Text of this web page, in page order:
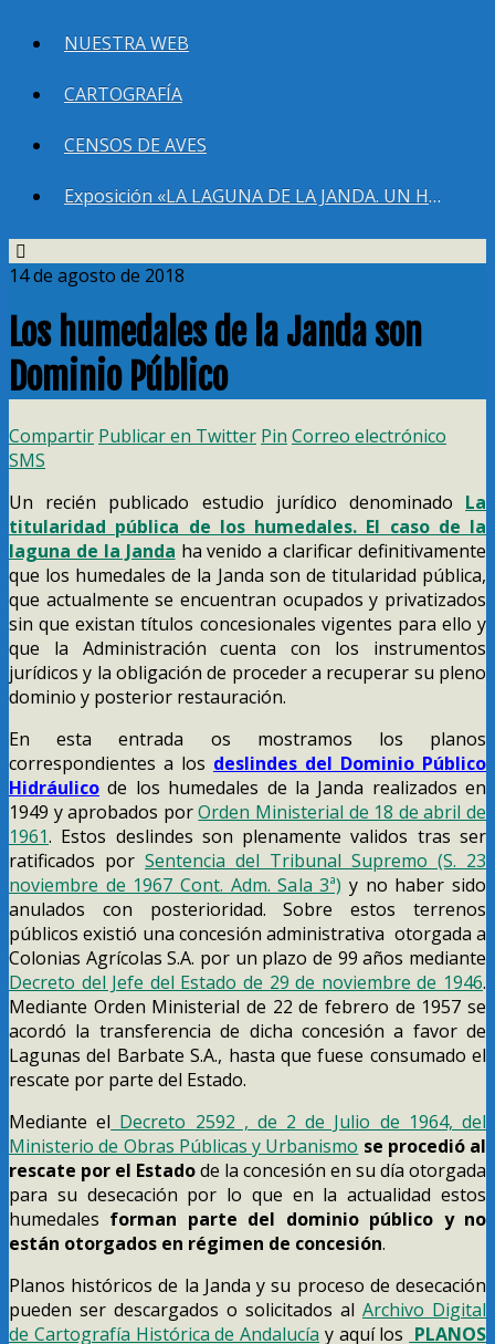
NUESTRA WEB
CARTOGRAFÍA
CENSOS DE AVES
Exposición «LA LAGUNA DE LA JANDA. UN HUMEDAL QUE DEBEMOS RECUPERAR»
14 de agosto de 2018
Los humedales de la Janda son
Dominio Público
Compartir Publicar en Twitter Pin Correo electrónico
SMS
Un recién publicado estudio jurídico denominado La
titularidad pública de los humedales. El caso de la
laguna de la Janda ha venido a clarificar definitivamente
que los humedales de la Janda son de titularidad pública,
que actualmente se encuentran ocupados y privatizados
sin que existan títulos concesionales vigentes para ello y
que la Administración cuenta con los instrumentos
jurídicos y la obligación de proceder a recuperar su pleno
dominio y posterior restauración.
En esta entrada os mostramos los planos
correspondientes a los deslindes del Dominio Público
Hidráulico de los humedales de la Janda realizados en
1949 y aprobados porOrden Ministerial de 18 de abril de
1961. Estos deslindes son plenamente validos tras ser
ratificados por Sentencia del Tribunal Supremo (S. 23
noviembre de 1967 Cont. Adm. Sala 3ª) y no haber sido
anulados con posterioridad. Sobre estos terrenos
públicos existió una concesión administrativa otorgada a
Colonias Agrícolas S.A. por un plazo de 99 años mediante
Decreto del Jefe del Estado de 29 de noviembre de 1946.
Mediante Orden Ministerial de 22 de febrero de 1957 se
acordó la transferencia de dicha concesión a favor de
Lagunas del Barbate S.A., hasta que fuese consumado el
rescate por parte del Estado.
Mediante el Decreto 2592 , de 2 de Julio de 1964, del
Ministerio de Obras Públicas y Urbanismo se procedió al
rescate por el Estadode la concesión en su día otorgada
para su desecación por lo que en la actualidad estos
humedales forman parte del dominio público y no
están otorgados en régimen de concesión.
Planos históricos de la Janda y su proceso de desecación
pueden ser descargados o solicitados al Archivo Digital
de Cartografía Histórica de Andalucía y aquí los PLANOS